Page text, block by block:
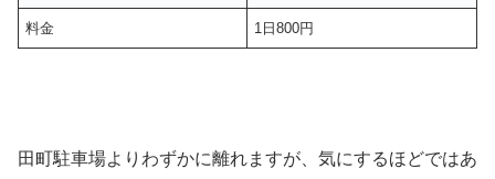
料金 1日800円
田町駐車場よりわずかに離れますが、気にするほどではあ